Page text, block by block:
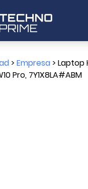
> Empresa> Laptop
Pro, 7Y1X8LA#ABM